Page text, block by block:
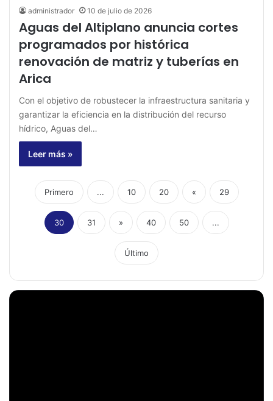
administrador 10 de julio de 2026
Aguas del Altiplano anuncia cortes
programados por histórica
renovación de matriz y tuberías en
Arica
Con el objetivo de robustecer la infraestructura sanitaria y
garantizar la eficiencia en la distribución del recurso
hídrico, Aguas del…
Leer más »
Primero ... 10 20 « 29
30 31 » 40 50 ...
Último